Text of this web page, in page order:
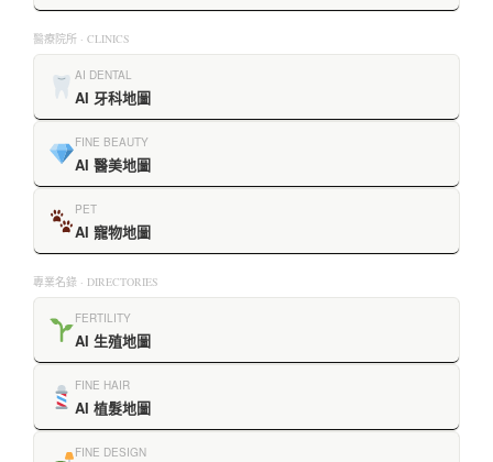
醫療院所 · CLINICS
AI DENTAL
AI 牙科地圖
FINE BEAUTY
AI 醫美地圖
PET
AI 寵物地圖
專業名錄 · DIRECTORIES
FERTILITY
AI 生殖地圖
FINE HAIR
AI 植髮地圖
FINE DESIGN